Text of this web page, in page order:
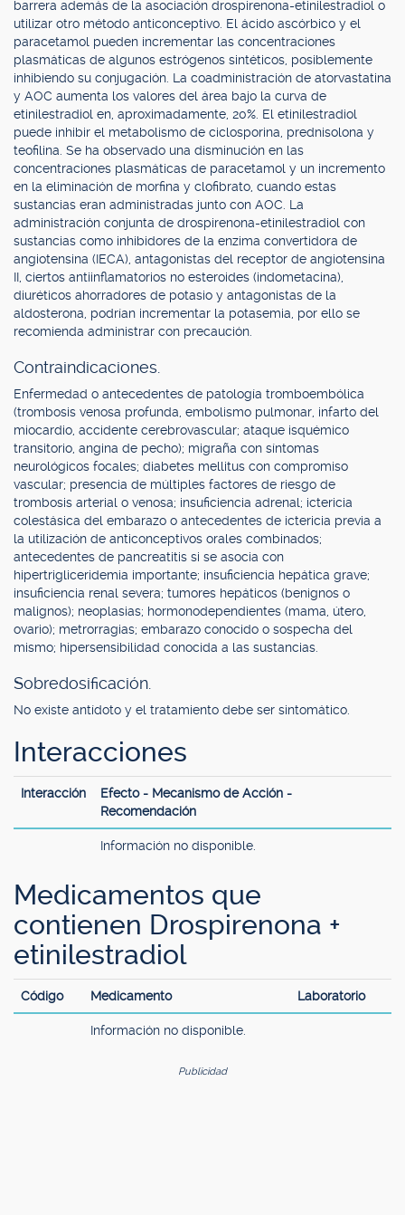
barrera además de la asociación drospirenona-etinilestradiol o
utilizar otro método anticonceptivo. El ácido ascórbico y el
paracetamol pueden incrementar las concentraciones
plasmáticas de algunos estrógenos sintéticos, posiblemente
inhibiendo su conjugación. La coadministración de atorvastatina
y AOC aumenta los valores del área bajo la curva de
etinilestradiol en, aproximadamente, 20%. El etinilestradiol
puede inhibir el metabolismo de ciclosporina, prednisolona y
teofilina. Se ha observado una disminución en las
concentraciones plasmáticas de paracetamol y un incremento
en la eliminación de morfina y clofibrato, cuando estas
sustancias eran administradas junto con AOC. La
administración conjunta de drospirenona-etinilestradiol con
sustancias como inhibidores de la enzima convertidora de
angiotensina (IECA), antagonistas del receptor de angiotensina
II, ciertos antiinflamatorios no esteroides (indometacina),
diuréticos ahorradores de potasio y antagonistas de la
aldosterona, podrían incrementar la potasemia, por ello se
recomienda administrar con precaución.
Contraindicaciones.
Enfermedad o antecedentes de patología tromboembólica
(trombosis venosa profunda, embolismo pulmonar, infarto del
miocardio, accidente cerebrovascular; ataque isquémico
transitorio, angina de pecho); migraña con síntomas
neurológicos focales; diabetes mellitus con compromiso
vascular; presencia de múltiples factores de riesgo de
trombosis arterial o venosa; insuficiencia adrenal; ictericia
colestásica del embarazo o antecedentes de ictericia previa a
la utilización de anticonceptivos orales combinados;
antecedentes de pancreatitis si se asocia con
hipertrigliceridemia importante; insuficiencia hepática grave;
insuficiencia renal severa; tumores hepáticos (benignos o
malignos); neoplasias; hormonodependientes (mama, útero,
ovario); metrorragias; embarazo conocido o sospecha del
mismo; hipersensibilidad conocida a las sustancias.
Sobredosificación.
No existe antídoto y el tratamiento debe ser sintomático.
Interacciones
Interacción
Efecto - Mecanismo de Acción -
Recomendación
Información no disponible.
Medicamentos que
contienen Drospirenona +
etinilestradiol
Código Medicamento Laboratorio
Información no disponible.
Publicidad